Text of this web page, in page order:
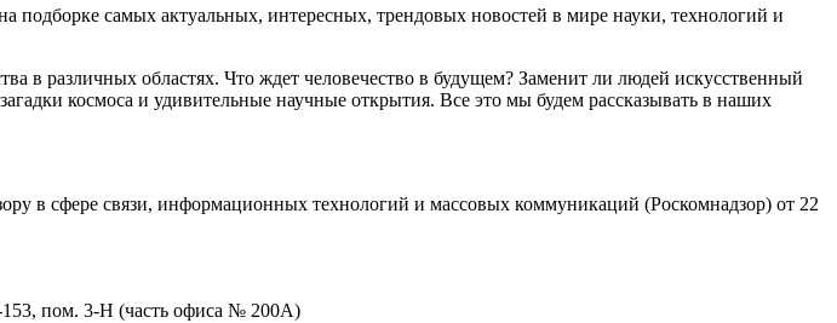
самых актуальных, интересных, трендовых новостей в мире науки, технологий и
в различных областях. Что ждет человечество в будущем? Заменит ли людей искусственный
космоса и удивительные научные открытия. Все это мы будем рассказывать в наших
сфере связи, информационных технологий и массовых коммуникаций (Роскомнадзор) от 22
153, пом. 3-Н (часть офиса № 200А)